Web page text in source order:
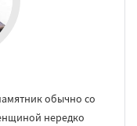
обычно со
нередко